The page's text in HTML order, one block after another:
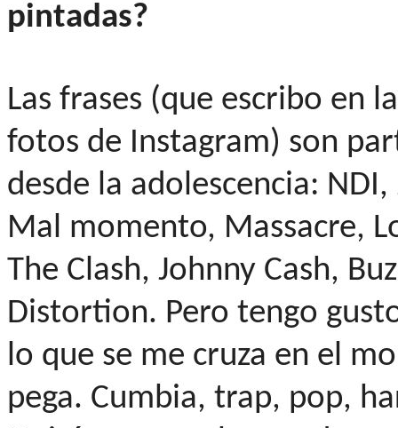
pintadas?
Las frases (que escribo en
fotos de Instagram) son
desde la adolescencia:
Mal momento, Massacre,
The Clash, Johnny Cash,
Distortion. Pero tengo
lo que se me cruza en el
pega. Cumbia, trap, pop,